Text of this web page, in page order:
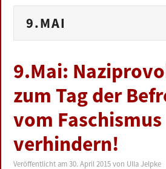
BUNDESTAG
ZUR PERSON
LINKS
DATENSCHUTZERKLÄRUNG
9.MAI
9.Mai:
zum Tag der
vom Faschismus
verhindern!
Veröffentlicht am30. April 2015 von Ulla Jelpke